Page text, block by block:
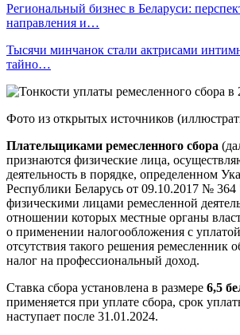
Региональный бизнес в Беларуси:
направления и…
Тысячи минчанок стали актрисами
тайно…
Фото из открытых источников
Плательщиками ремесленного сбора
признаются физические лица,
деятельность в порядке, определенном
Республики Беларусь от 09.10.2017 №
физическими лицами ремесленной
отношении которых местные органы
о применении налогообложения с
отсутствия такого решения ремесленник
налог на профессиональный доход.
Ставка сбора установлена в размере 6,5
применяется при уплате сбора, срок
наступает после 31.01.2024.